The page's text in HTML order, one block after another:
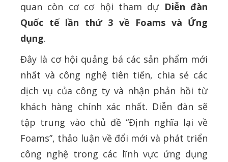
quan còn cơ cơ hội tham dự Diễn đàn
Quốc tế lần thứ 3 về Foams và Ứng
dụng.
Đây là cơ hội quảng bá các sản phẩm mới
nhất và công nghệ tiên tiến, chia sẻ các
dịch vụ của công ty và nhận phản hồi từ
khách hàng chính xác nhất. Diễn đàn sẽ
tập trung vào chủ đề “Định nghĩa lại về
Foams”, thảo luận về đổi mới và phát triển
công nghệ trong các lĩnh vực ứng dụng